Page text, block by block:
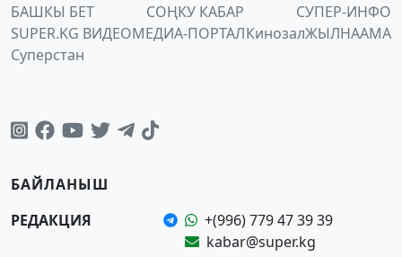
БАШКЫ БЕТ СОҢКУ КАБАР
СУПЕР-ИНФО
SUPER.KG ВИДЕОМЕДИА-ПОРТАЛКинозалЖЫЛНААМА
Суперстан
БАЙЛАНЫШ
РЕДАКЦИЯ
+(996) 779 47 39 39
kabar@super.kg